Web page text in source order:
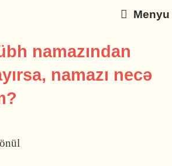
Menyu
namazından
namazı necə